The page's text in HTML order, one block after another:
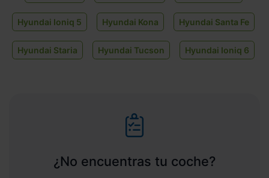
Hyundai Ioniq 5 Hyundai Kona Hyundai Santa Fe
Hyundai Staria Hyundai Tucson Hyundai Ioniq 6
¿No encuentras tu coche?